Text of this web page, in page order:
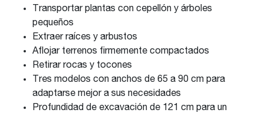
Transportar plantas con cepellón y árboles
pequeños
Extraer raíces y arbustos
Aflojar terrenos firmemente compactados
Retirar rocas y tocones
Tres modelos con anchos de 65 a 90 cm para
adaptarse mejor a sus necesidades
Profundidad de excavación de 121 cm para un